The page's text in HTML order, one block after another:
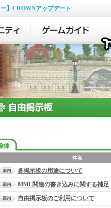
ー】CROWNアップデート
各掲示板の用途について
MML関連の書き込みに関する補足
自由掲示板のご利用について